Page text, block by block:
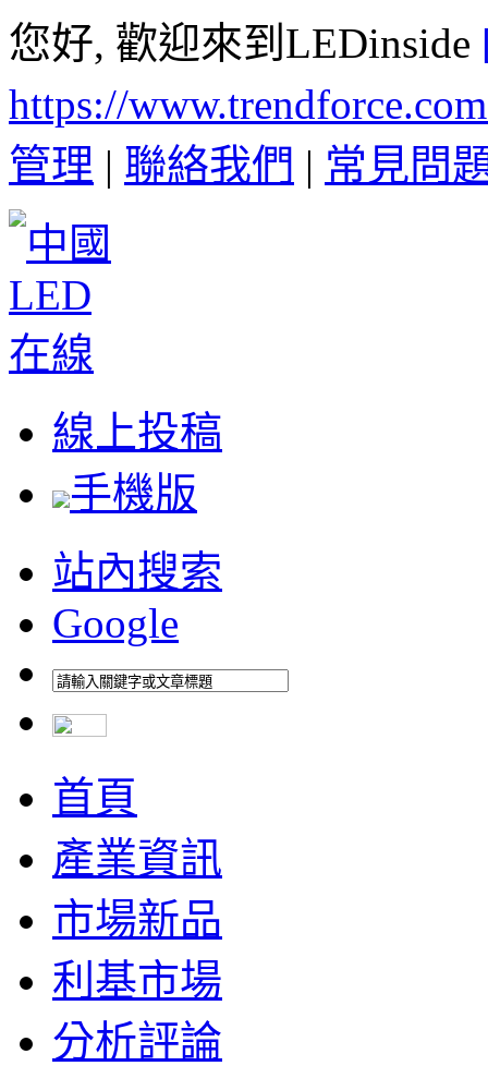
您好, 歡迎來到LEDinside
https://
管理 | 聯絡我們 | 常見問
線上投稿
手機版
站內搜索
Google
首頁
產業資訊
市場新品
利基市場
分析評論